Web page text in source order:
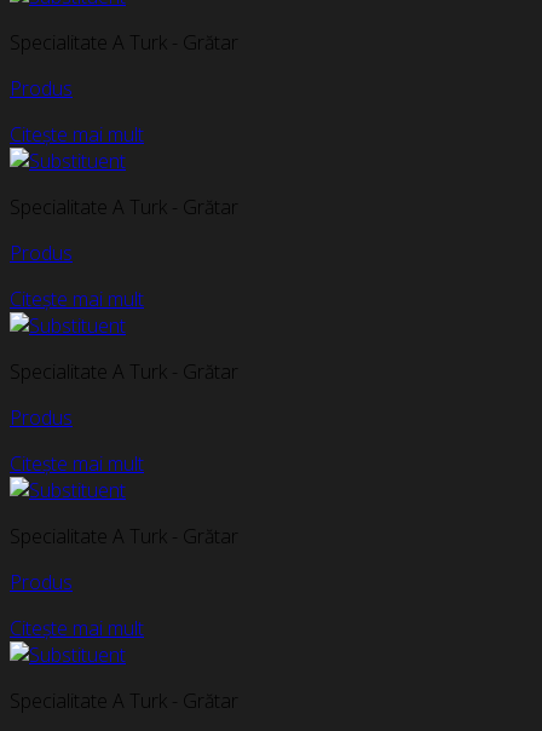
Specialitate A Turk - Grătar
Produs
Citește mai mult
Specialitate A Turk - Grătar
Produs
Citește mai mult
Specialitate A Turk - Grătar
Produs
Citește mai mult
Specialitate A Turk - Grătar
Produs
Citește mai mult
Specialitate A Turk - Grătar